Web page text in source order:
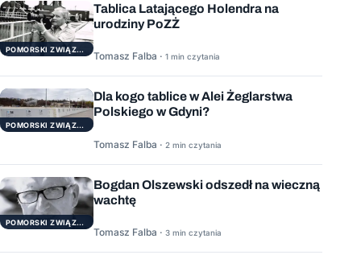
POMORSKI ZWIĄZEK ŻEGLARSKI
Tablica Latającego Holendra na
urodziny PoZŻ
Tomasz Falba · 1 min czytania
POMORSKI ZWIĄZEK ŻEGLARSKI
Dla kogo tablice w Alei Żeglarstwa
Polskiego w Gdyni?
Tomasz Falba · 2 min czytania
POMORSKI ZWIĄZEK ŻEGLARSKI
Bogdan Olszewski odszedł na wieczną
wachtę
Tomasz Falba · 3 min czytania